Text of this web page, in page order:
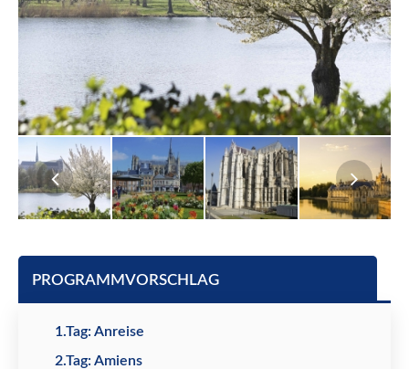
PROGRAMMVORSCHLAG
1.Tag: Anreise
2.Tag: Amiens